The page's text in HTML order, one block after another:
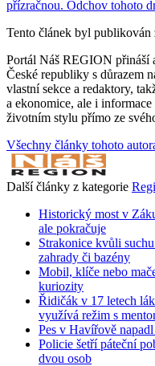
přízračnou. Odchov tohoto
Tento článek byl publikován
Portál Náš REGION přináší
České republiky s důrazem
vlastní sekce a redaktory,
a ekonomice, ale i
životním stylu přímo ze
Všechny články tohoto
Další články z kategorie
Historický most v
ale pokračuje
Strakonice kvůli
zahrady či bazény
Mobil, klíče nebo
kuriozity
Řidičák v 17 letech
využívá režim s
Pes v Havířově
Policie šetří páteční
dvou osob